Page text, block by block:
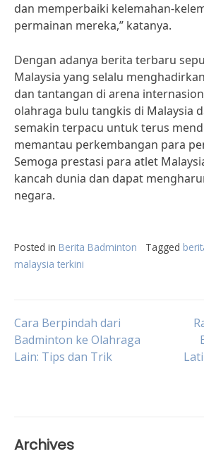
dan memperbaiki kelemahan-
permainan mereka,” katanya.
Dengan adanya berita terbaru
Malaysia yang selalu
dan tantangan di arena
olahraga bulu tangkis di Malaysia
semakin terpacu untuk terus
memantau perkembangan para
Semoga prestasi para atlet
kancah dunia dan dapat
negara.
Posted in Berita Badminton Tagged
malaysia terkini
Post
navigation
Cara Berpindah dari
Badminton ke Olahraga
Lain: Tips dan Trik
Archives